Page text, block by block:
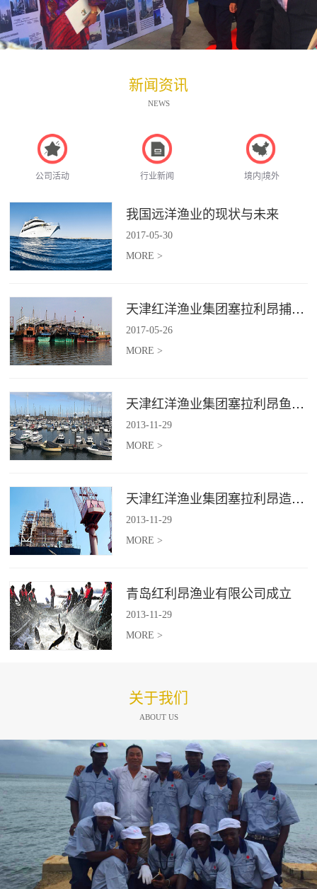
新闻资讯
NEWS
公司活动 行业新闻 境内|境外
我国远洋渔业的现状与未来
2017-05-30
MORE >
天津红洋渔业集团塞拉利昂捕捞项目
2017-05-26
MORE >
天津红洋渔业集团塞拉利昂鱼粉项目
2013-11-29
MORE >
天津红洋渔业集团塞拉利昂造船项目
2013-11-29
MORE >
青岛红利昂渔业有限公司成立
2013-11-29
MORE >
关于我们
ABOUT US